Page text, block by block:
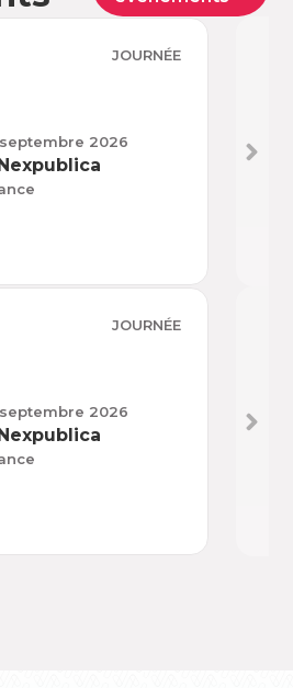
JOURNÉE
2026
JOURNÉE
2026